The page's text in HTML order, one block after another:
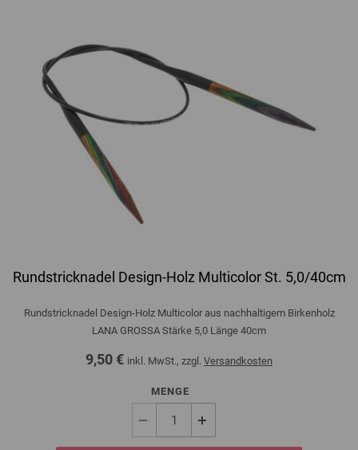
Rundstricknadel Design-Holz Multicolor St. 5,0/40cm
Rundstricknadel Design-Holz Multicolor aus nachhaltigem Birkenholz
LANA GROSSA Stärke 5,0 Länge 40cm
9,50 € inkl. MwSt., zzgl. Versandkosten
MENGE